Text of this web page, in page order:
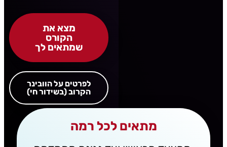
מצא את
הקורס
שמתאים לך
לפרטים על הוובינר
הקרוב (בשידור חי)
מתאים לכל רמה